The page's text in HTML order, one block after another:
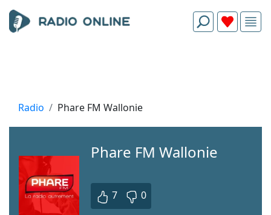
Radio Phare FM Wallonie
Phare FM Wallonie
7 0